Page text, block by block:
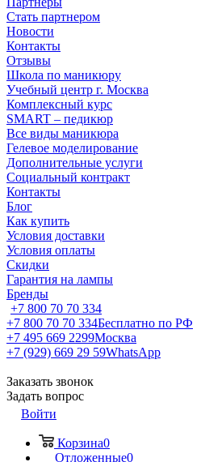
Стать партнером
Новости
Контакты
Отзывы
Школа по маникюру
Учебный центр г. Москва
Комплексный курс
SMART – педикюр
Все виды маникюра
Гелевое моделирование
Дополнительные услуги
Социальный контракт
Контакты
Блог
Как купить
Условия доставки
Условия оплаты
Скидки
Гарантия на лампы
Бренды
+7 800 70 70 334
+7 800 70 70 334Бесплатно по РФ
+7 495 669 2299Москва
+7 (929) 669 29 59WhatsApp
Заказать звонок
Задать вопрос
Войти
Корзина0
Отложенные0